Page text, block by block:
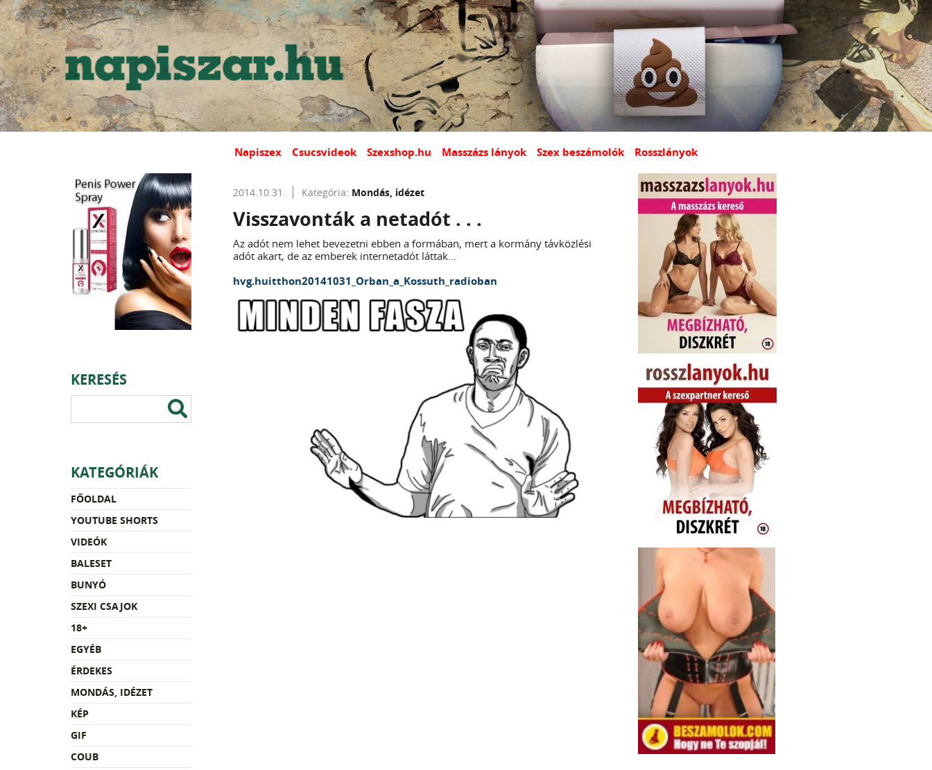
Napiszex Csucsvideok Szexshop.hu Masszázs lányok Szex beszámolók Rosszlányok
KERESÉS
KATEGÓRIÁK
FŐOLDAL
YOUTUBE SHORTS
VIDEÓK
BALESET
BUNYÓ
SZEXI CSAJOK
18+
EGYÉB
ÉRDEKES
MONDÁS, IDÉZET
KÉP
GIF
COUB
2014.10.31. Kategória: Mondás, idézet
Visszavonták a netadót . . .
Az adót nem lehet bevezetni ebben a formában, mert a kormány távközlési
adót akart, de az emberek internetadót láttak...
hvg.huitthon20141031_Orban_a_Kossuth_radioban